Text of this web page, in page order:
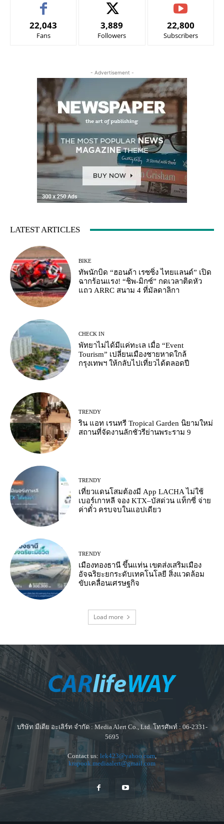
22,043
Fans
3,889
Followers
22,800
Subscribers
- Advertisement -
LATEST ARTICLES
BIKE
ทัพนักบิด “ฮอนด้า เรซซิ่ง ไทยแลนด์” เปิด
ฉากร้อนแรง! “ชิพ-มิกซ์” กดเวลาติดหัว
แถว ARRC สนาม 4 ที่มัลดาลิกา
CHECK IN
พัทยาไม่ได้มีแค่ทะเล เมื่อ “Event
Tourism” เปลี่ยนเมืองชายหาดใกล้
กรุงเทพฯ ให้กลับไปเที่ยวได้ตลอดปี
TRENDY
ริน แอท เรนทรี Tropical Garden นิยามใหม่
สถานที่จัดงานลักชัวรีย่านพระราม 9
TRENDY
เที่ยวแดนโสมต้องมี App LACHA ไม่ใช้
เบอร์เกาหลี จอง KTX–บัสด่วน แท็กซี่ จ่าย
ค่าตั๋ว ครบจบในแอปเดียว
TRENDY
เมืองทองธานี ขึ้นแท่น เขตส่งเสริมเมือง
อัจฉริยะยกระดับเทคโนโลยี สิ่งแวดล้อม
ขับเคลื่อนเศรษฐกิจ
Load more
บริษัท มีเดีย อะเลิร์ท จำกัด : Media Alert Co., Ltd. โทรศัพท์ : 06-2331-
5695
Contact us: lek423@yahoo.com,
krapook.mediaalert@gmail.com